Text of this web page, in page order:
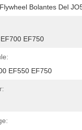
Bolantes Del
EF750
EF550 EF750